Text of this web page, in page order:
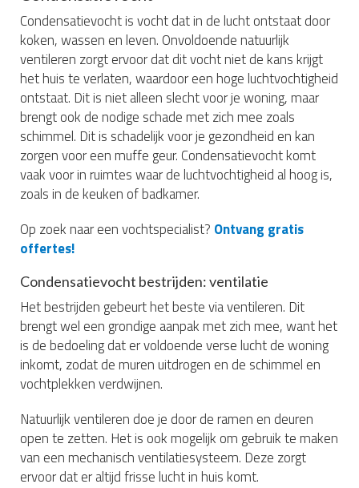
Condensatievocht is vocht dat in de lucht ontstaat door
koken, wassen en leven. Onvoldoende natuurlijk
ventileren zorgt ervoor dat dit vocht niet de kans krijgt
het huis te verlaten, waardoor een hoge luchtvochtigheid
ontstaat. Dit is niet alleen slecht voor je woning, maar
brengt ook de nodige schade met zich mee zoals
schimmel. Dit is schadelijk voor je gezondheid en kan
zorgen voor een muffe geur. Condensatievocht komt
vaak voor in ruimtes waar de luchtvochtigheid al hoog is,
zoals in de keuken of badkamer.
Op zoek naar een vochtspecialist? Ontvang gratis
offertes!
Condensatievocht bestrijden: ventilatie
Het bestrijden gebeurt het beste via ventileren. Dit
brengt wel een grondige aanpak met zich mee, want het
is de bedoeling dat er voldoende verse lucht de woning
inkomt, zodat de muren uitdrogen en de schimmel en
vochtplekken verdwijnen.
Natuurlijk ventileren doe je door de ramen en deuren
open te zetten. Het is ook mogelijk om gebruik te maken
van een mechanisch ventilatiesysteem. Deze zorgt
ervoor dat er altijd frisse lucht in huis komt.